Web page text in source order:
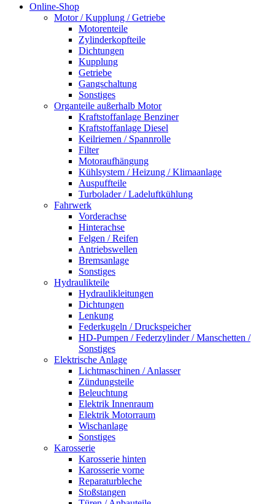
Online-Shop
Motor / Kupplung / Getriebe
Motorenteile
Zylinderkopfteile
Dichtungen
Kupplung
Getriebe
Gangschaltung
Sonstiges
Organteile außerhalb Motor
Kraftstoffanlage Benziner
Kraftstoffanlage Diesel
Keilriemen / Spannrolle
Filter
Motoraufhängung
Kühlsystem / Heizung / Klimaanlage
Auspuffteile
Turbolader / Ladeluftkühlung
Fahrwerk
Vorderachse
Hinterachse
Felgen / Reifen
Antriebswellen
Bremsanlage
Sonstiges
Hydraulikteile
Hydraulikleitungen
Dichtungen
Lenkung
Federkugeln / Druckspeicher
HD-Pumpen / Federzylinder / Manschetten /
Sonstiges
Elektrische Anlage
Lichtmaschinen / Anlasser
Zündungsteile
Beleuchtung
Elektrik Innenraum
Elektrik Motorraum
Wischanlage
Sonstiges
Karosserie
Karosserie hinten
Karosserie vorne
Reparaturbleche
Stoßstangen